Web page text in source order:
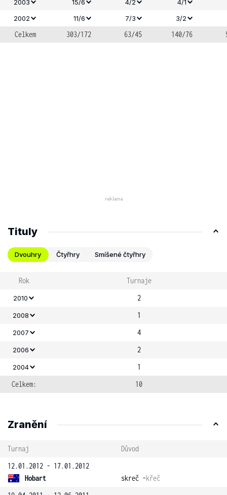
2003 15/6 4/2 4/1
2002
11/6 7/3 3/2
Celkem 303/172 63/45 140/76
Tituly
Dvouhry Čtyřhry Smíšené čtyřhry
Rok Turnaje
2010 2
2008 1
2007 4
2006 2
2004
1
Celkem:
10
Zranění
Turnaj
Důvod
12.01.2012 - 17.01.2012
Hobart
skreč -křeč